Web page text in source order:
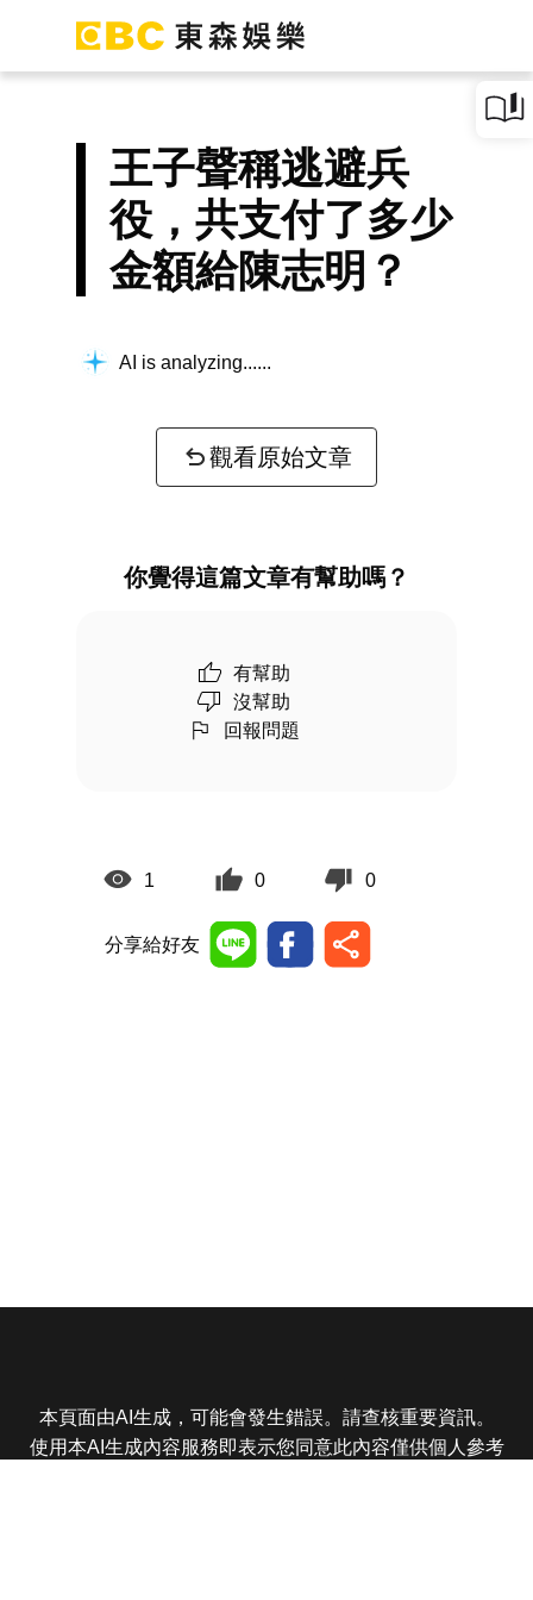
王子聲稱逃避兵
役，共支付了多少
金額給陳志明？
AI is analyzing...
觀看原始文章
你覺得這篇文章有幫助嗎？
有幫助
沒幫助
回報問題
1 0 0
分享給好友
本頁面由AI生成，可能會發生錯誤。請查核重要資訊。
使用本AI生成內容服務即表示您同意此內容僅供個人參考